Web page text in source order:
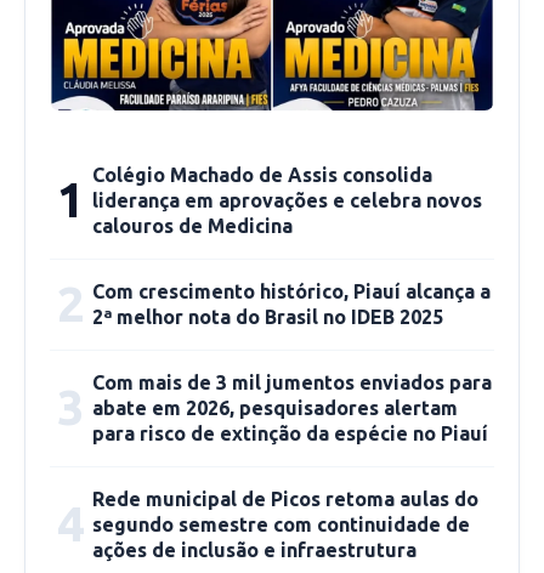
enfrentará na semifinal.
1
Colégio Machado de Assis consolida
liderança em aprovações e celebra novos
calouros de Medicina
2 Com crescimento histórico, Piauí alcança a
2ª melhor nota do Brasil no IDEB 2025
3 Com mais de 3 mil jumentos enviados para
abate em 2026, pesquisadores alertam
para risco de extinção da espécie no Piauí
4 Rede municipal de Picos retoma aulas do
segundo semestre com continuidade de
ações de inclusão e infraestrutura